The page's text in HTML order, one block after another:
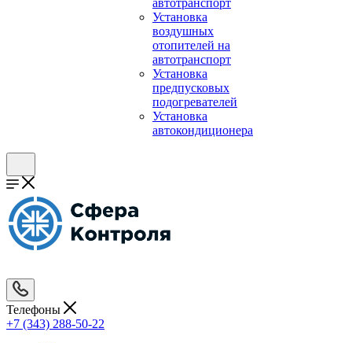
автотранспорт
Установка
воздушных
отопителей на
автотранспорт
Установка
предпусковых
подогревателей
Установка
автокондиционера
Телефоны
+7 (343) 288-50-22